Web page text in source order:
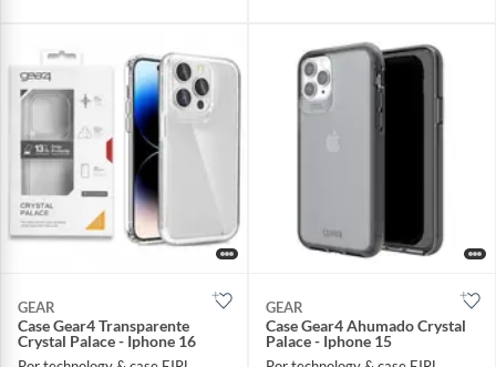
GEAR
Case Gear4 Transparente
Crystal Palace - Iphone 16
GEAR
Case Gear4 Ahumado Crystal
Palace - Iphone 15